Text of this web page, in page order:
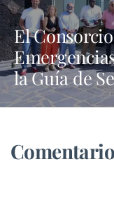
El
la Guía de
Náuticas